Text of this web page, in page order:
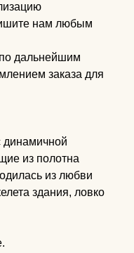
нам любым
дальнейшим
заказа для
динамичной
из полотна
из любви
здания, ловко